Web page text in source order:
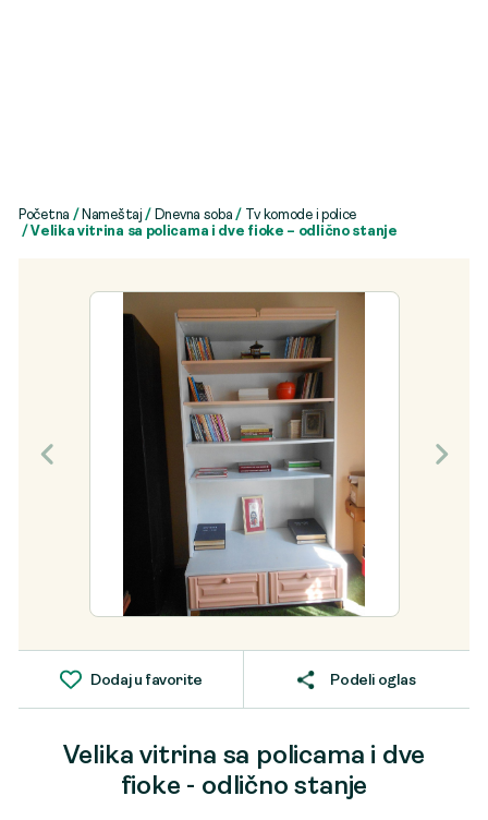
Početna / Nameštaj / Dnevna soba /
Tv komode i police
/ Velika vitrina sa policama i dve fioke – odlično stanje
Dodaj u favorite Podeli oglas
Velika vitrina sa policama i dve
fioke - odlično stanje